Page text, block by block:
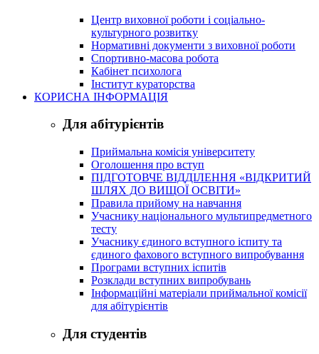
Центр виховної роботи і соціально-
культурного розвитку
Нормативні документи з виховної роботи
Спортивно-масова робота
Кабінет психолога
Інститут кураторства
КОРИСНА ІНФОРМАЦІЯ
Для абітурієнтів
Приймальна комісія університету
Оголошення про вступ
ПІДГОТОВЧЕ ВІДДІЛЕННЯ «ВІДКРИТИЙ
ШЛЯХ ДО ВИЩОЇ ОСВІТИ»
Правила прийому на навчання
Учаснику національного мультипредметного
тесту
Учаснику єдиного вступного іспиту та
єдиного фахового вступного випробування
Програми вступних іспитів
Розклади вступних випробувань
Інформаційні матеріали приймальної комісії
для абітурієнтів
Для студентів